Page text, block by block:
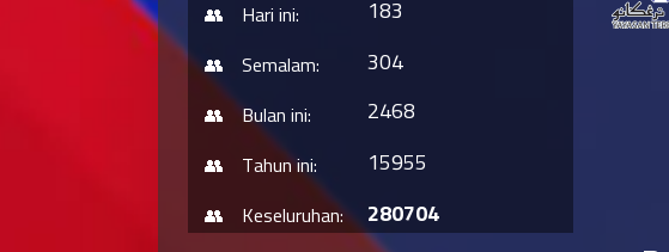
Hari ini:
Semalam:
Bulan ini:
Tahun ini:
Keseluruhan:
183
304
2468
15955
280704